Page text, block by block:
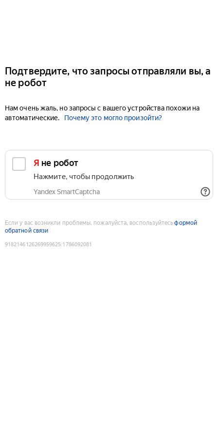
Подтвердите, что запросы отправляли вы, а
не робот
Нам очень жаль, но запросы с вашего устройства похожи на
автоматические.
Почему это могло произойти?
Я не робот
Нажмите, чтобы продолжить
Yandex SmartCaptcha
Если у вас возникли проблемы, пожалуйста, воспользуйтесьформой
обратной связи
9182146126269959625:1786092081